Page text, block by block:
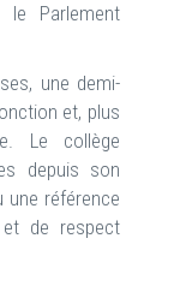
le Parlement
une demi-
et, plus
Le collège
depuis son
une référence
et de respect